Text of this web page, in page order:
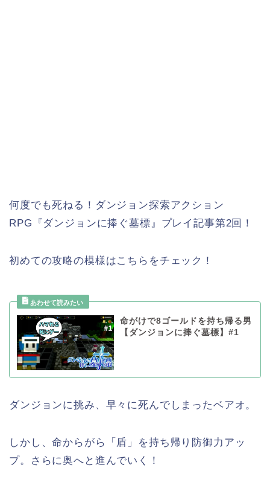
何度でも死ねる！ダンジョン探索アクション
RPG『ダンジョンに捧ぐ墓標』プレイ記事第2回！
初めての攻略の模様はこちらをチェック！
命がけで8ゴールドを持ち帰る男
【ダンジョンに捧ぐ墓標】#1
ダンジョンに挑み、早々に死んでしまったベアオ。
しかし、命からがら「盾」を持ち帰り防御力アッ
プ。さらに奥へと進んでいく！